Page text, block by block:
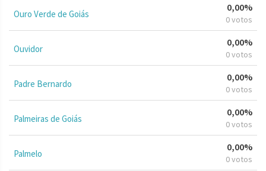
Ouro Verde de Goiás
0,00%
0 votos
Ouvidor
0,00%
0 votos
Padre Bernardo
0,00%
0 votos
Palmeiras de Goiás
0,00%
0 votos
Palmelo
0,00%
0 votos